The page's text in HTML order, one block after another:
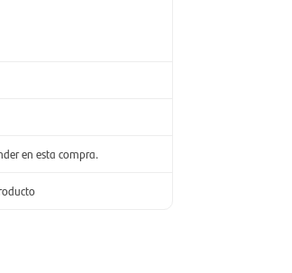
en esta compra.